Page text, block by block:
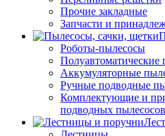
Прочие закладные
Запчасти и
Роботы-пылесосы
Полуавтоматические
Аккумуляторные
Ручные подводные
Комплектующие и
подводных пылесосов